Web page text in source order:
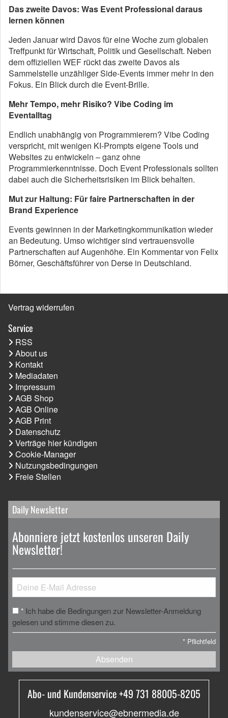
Das zweite Davos: Was Event Professional daraus
lernen können
Jeden Januar wird Davos für eine Woche zum globalen
Treffpunkt für Wirtschaft, Politik und Gesellschaft. Neben
dem offiziellen WEF rückt das zweite Davos als
Sammelstelle unzähliger Side-Events immer mehr in den
Fokus. Ein Blick durch die Event-Brille.
Mehr Tempo, mehr Risiko? Vibe Coding im
Eventalltag
Endlich unabhängig von Programmierern? Vibe Coding
verspricht, mit wenigen KI-Prompts eigene Tools und
Websites zu entwickeln – ganz ohne
Programmierkenntnisse. Doch Event Professionals sollten
dabei auch die Sicherheitsrisiken im Blick behalten.
Mut zur Haltung: Für faire Partnerschaften in der
Brand Experience
Events gewinnen in der Marketingkommunikation wieder
an Bedeutung. Umso wichtiger sind vertrauensvolle
Partnerschaften auf Augenhöhe. Ein Kommentar von Felix
Börner, Geschäftsführer von Derse in Deutschland.
Vertrag widerrufen
Service
RSS
About us
Kontakt
Mediadaten
Impressum
AGB Shop
AGB Online
AGB Print
Datenschutz
Verträge hier kündigen
Cookie-Manager
Nutzungsbedingungen
Freie Stellen
Daily Newsletter
Abonniere jetzt kostenlos unseren Daily
Newsletter!
* Ich habe die Bedingungen zur Newsletter-Anmeldung
gelesen und stimme diesen zu.
* Pflichtfeld
Absenden
Abo- und Kundenservice +49 731 88005-8205
kundenservice@ebnermedia.de